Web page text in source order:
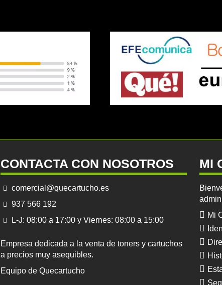
CONTACTA CON NOSOTROS
comercial@quecartucho.es
937 566 192
L-J: 08:00 a 17:00 y Viernes: 08:00 a 15:00
Empresa dedicada a la venta de toners y cartuchos
a precios muy asequibles.
Equipo de Quecartucho
MI
Mi